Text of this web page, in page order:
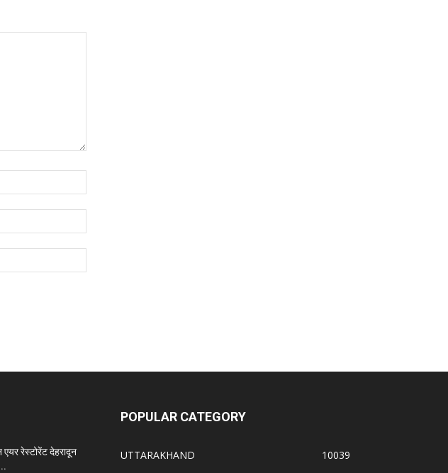
रेस्टोरेंट देहरादून
POPULAR CATEGORY
UTTARAKHAND
10039